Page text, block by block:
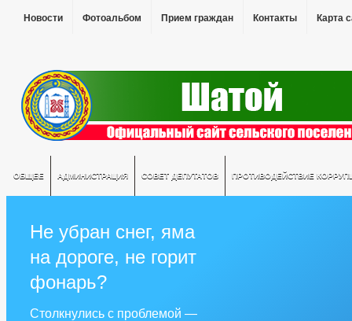
Новости Фотоальбом Прием граждан Контакты Карта
ОБЩЕЕ АДМИНИСТРАЦИЯ СОВЕТ ДЕПУТАТОВ ПРОТИВОДЕЙСТВИЕ
Не убран снег, яма
на дороге, не горит
фонарь?
Столкнулись с проблемой —